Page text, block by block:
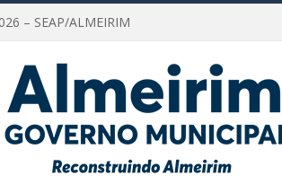
– SEAP/ALMEIRIM